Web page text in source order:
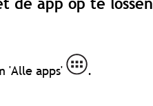
de app op te lossen
'Alle apps'
.